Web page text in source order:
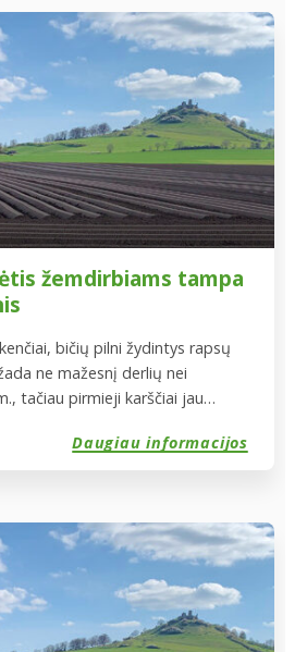
o juos kontroliuoti sunku ar […]
žemdirbiams tampa
bičių pilni žydintys rapsų
ne mažesnį derlių nei
tačiau pirmieji karščiai jau
pavakarę pažeidė dalį Šiaulių
nuo gresiančių gamtos stichijų.
Daugiau informacijos